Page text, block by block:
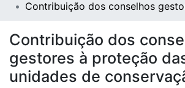
Repositório
Doações/Aquisições
Contribuição dos conselhos
Contribuição dos
gestores à proteção
unidades de